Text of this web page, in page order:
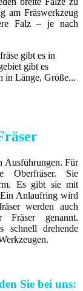
am Fräswerkzeug
Falz – je nach
gibt es in
gibt es
in Länge, Größe...
Ausführungen. Für
Oberfräser. Sie
Es gibt sie mit
Ein Anlaufring wird
werden auch
Fräser genannt.
schnell drehende
Sie bei uns: